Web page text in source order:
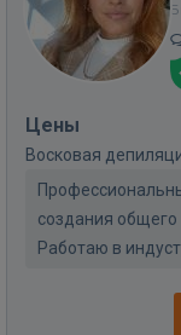
Цены
Восковая
создания
Работаю в